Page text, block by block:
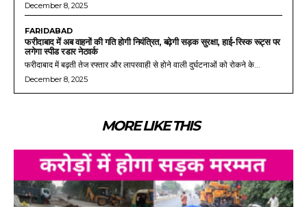
December 8, 2025
FARIDABAD
फरीदाबाद में अब वाहनों की गति होगी नियंत्रित, बढ़ेगी सड़क सुरक्षा, हाई-रिस्क रूट्स पर
लगेगा स्पीड रडार नेटवर्क
फरीदाबाद में बढ़ती तेज रफ्तार और लापरवाही से होने वाली दुर्घटनाओं को रोकने के...
December 8, 2025
MORE LIKE THIS